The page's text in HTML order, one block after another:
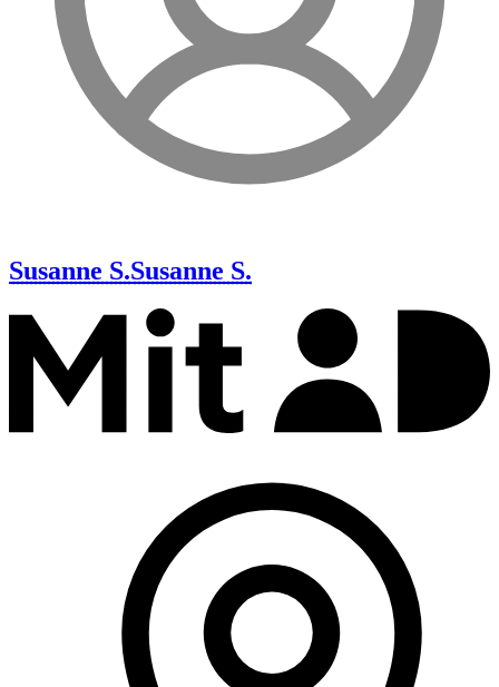
Susanne S.Susanne S.